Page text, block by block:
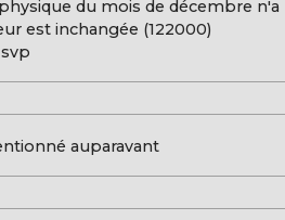
du mois de décembre n'a
est inchangée (122000)
auparavant